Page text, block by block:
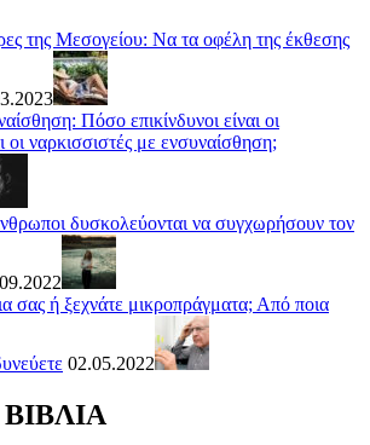
της Μεσογείου: Να τα οφέλη της έκθεσης
Πόσο επικίνδυνοι είναι οι
οι ναρκισσιστές με ενσυναίσθηση;
δυσκολεύονται να συγχωρήσουν τον
σας ή ξεχνάτε μικροπράγματα; Από ποια
02.05.2022